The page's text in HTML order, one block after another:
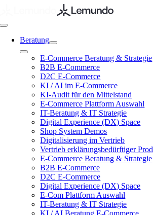
springen
Toggle
NavigationBeratung
Toggle
Navigation
E-Commerce Beratung & Strategie
B2B E-Commerce
D2C E-Commerce
KI / AI im E-Commerce
KI-Audit für den Mittelstand
E-Commerce Plattform Auswahl
IT-Beratung & IT Strategie
Digital Experience (DX) Space
Shop System Demos
Digitalisierung im Vertrieb
Vertrieb erklärungsbedürftiger
E-Commerce Beratung & Strategie
B2B E-Commerce
D2C E-Commerce
Digital Experience (DX) Space
E-Com Plattform Auswahl
IT-Beratung & IT Strategie
KI / AI Beratung E-Commerce